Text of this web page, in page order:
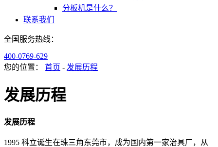
分板机是什么？
联系我们
全国服务热线：
400-0769-629
您的位置：
首页 - 发展历程
发展历程
发展历程
1995 科立诞生在珠三角东莞市，成为国内第一家治具厂，从